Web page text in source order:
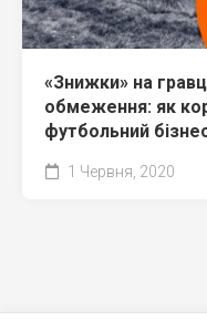
«Знижки» на
обмеження: як
футбольний
1 Червня, 2020